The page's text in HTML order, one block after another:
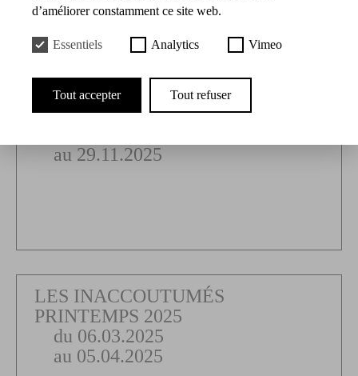
LES INACCOUTUMÉS AUTOMNE
2025
au 29.11.2025
LES INACCOUTUMÉS
PRINTEMPS 2025
du 06.03.2025
au 05.04.2025
d’améliorer constamment ce site web.
Essentiels Analytics Vimeo
Tout accepter Tout refuser